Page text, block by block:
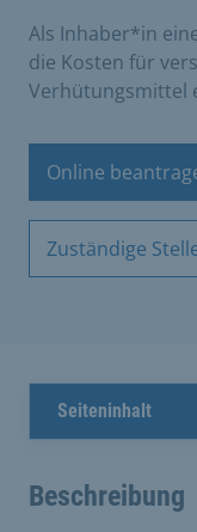
Als Inhaber*in
die Kosten für
Verhütungsmittel
Online
Zuständige
Seiteninhalt
Beschreibung